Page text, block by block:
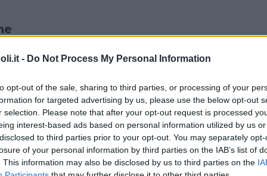
- Do Not Process My Personal Information
opt-out of the sale, sharing to third parties, or processing of your
for targeted advertising by us, please use the below opt-out
selection. Please note that after your opt-out request is processed
interest-based ads based on personal information utilized by us
to third parties prior to your opt-out. You may separately
of your personal information by third parties on the IAB’s list of
This information may also be disclosed by us to third parties on the
sugo di pomodoro veloce mettendo tutti insIeme la
eliminerete e (quando c’è) del basilico e lasciate
non troppo asciutto).
salata le sfoglie di lasagne per 2 minuti scarsi.
con la carta da forno. Quando l’acqua bolle mettete
di un canovaccio pulito, ne buttate altre 3 nell’acqua
ad assemblare la lasagna. Mettete le prima 3
e poi metà della passata di pomodoro. Poi altre 3